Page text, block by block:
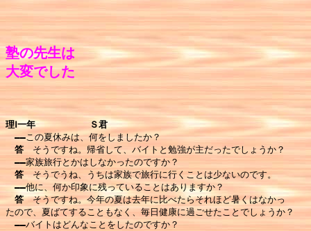
塾の先生は
理Ⅰ一年　　　　　　Ｓ君
――この夏休みは、何をしましたか？
答 そうですね。帰省して、バイトと勉強が主だったでしょうか？
――家族旅行とかはしなかったのですか？
答 そうでうね、うちは家族で旅行に行くことは少ないのです。
――他に、何か印象に残っていることはありますか？
答 そうですね。今年の夏は去年に比べたらそれほど暑くはなかっ
たので、夏ばてすることもなく、毎日健康に過ごせたことでしょうか？
――バイトはどんなことをしたのですか？